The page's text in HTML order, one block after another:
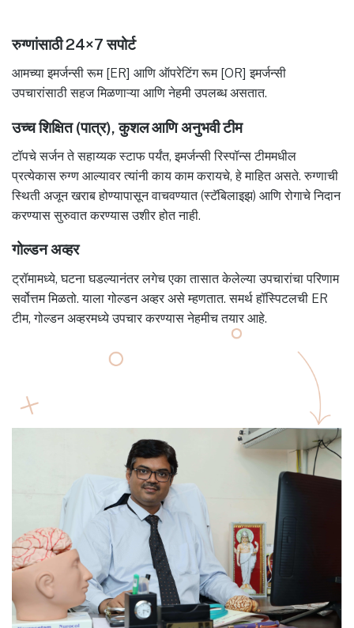
रुग्णांसाठी 24×7 सपोर्ट
आमच्या इमर्जन्सी रूम [ER] आणि ऑपरेटिंग रूम [OR] इमर्जन्सी
उपचारांसाठी सहज मिळणाऱ्या आणि नेहमी उपलब्ध असतात.
उच्च शिक्षित (पात्र), कुशल आणि अनुभवी टीम
टॉपचे सर्जन ते सहाय्यक स्टाफ पर्यंत, इमर्जन्सी रिस्पॉन्स टीममधील
प्रत्येकास रुग्ण आल्यावर त्यांनी काय काम करायचे, हे माहित असते. रुग्णाची
स्थिती अजून खराब होण्यापासून वाचवण्यात (स्टॅबिलाइझ) आणि रोगाचे निदान
करण्यास सुरुवात करण्यास उशीर होत नाही.
गोल्डन अव्हर
ट्रॉमामध्ये, घटना घडल्यानंतर लगेच एका तासात केलेल्या उपचारांचा परिणाम
सर्वोत्तम मिळतो. याला गोल्डन अव्हर असे म्हणतात. समर्थ हॉस्पिटलची ER
टीम, गोल्डन अव्हरमध्ये उपचार करण्यास नेहमीच तयार आहे.